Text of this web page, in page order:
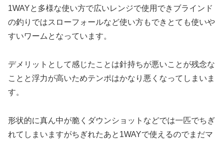
1WAYと多様な使い方で広いレンジで使用できブラインド
の釣りではスローフォールなど使い方もできとても使いや
すいワームとなっています。
デメリットとして感じたことは針持ちが悪いことが残念な
ことと浮力が高いためテンポはかなり悪くなってしまいま
す。
形状的に真ん中が脆くダウンショットなどでは一匹でちぎ
れてしまいますがちぎれたあと1WAYで使えるのでまだマ